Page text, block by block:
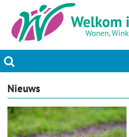
Actueel
Hobby & Vrije tijd
Welzijn & Maatschappij
Nieuws